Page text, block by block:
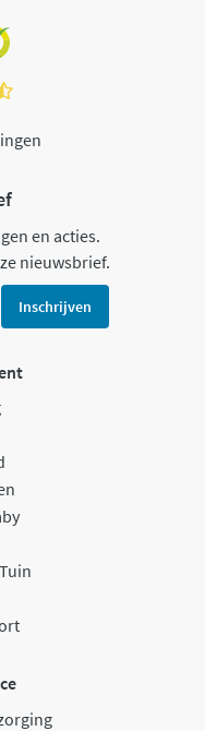
en acties.
nieuwsbrief.
Inschrijven